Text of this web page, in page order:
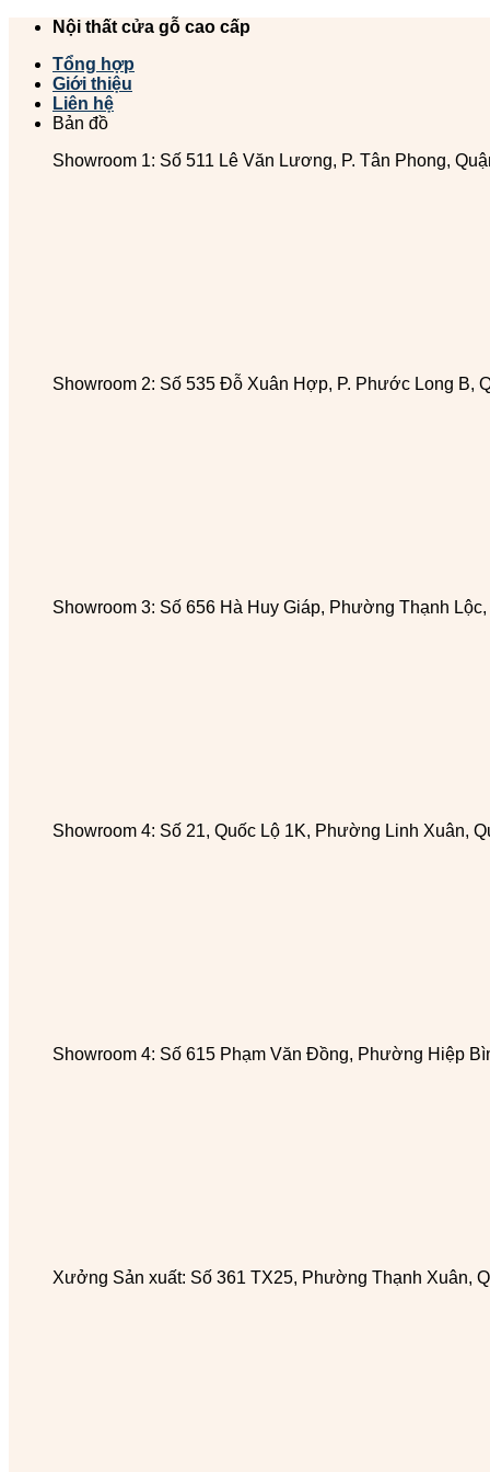
Chuyển
dung
Nội thất cửa gỗ cao cấp
Tổng hợp
Giới thiệu
Liên hệ
Bản đồ
Showroom 1: Số 511 Lê Văn Lương, P. Tân Phong,
Showroom 2: Số 535 Đỗ Xuân Hợp, P. Phước Long B,
Showroom 3: Số 656 Hà Huy Giáp, Phường Thạnh Lộc,
Showroom 4: Số 21, Quốc Lộ 1K, Phường Linh Xuân,
Showroom 4: Số 615 Phạm Văn Đồng, Phường Hiệp
Xưởng Sản xuất: Số 361 TX25, Phường Thạnh Xuân,